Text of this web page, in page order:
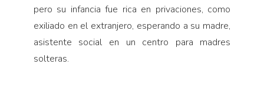
pero su infancia fue rica en privaciones, como
exiliado en el extranjero, esperando a su madre,
asistente social en un centro para madres
solteras.